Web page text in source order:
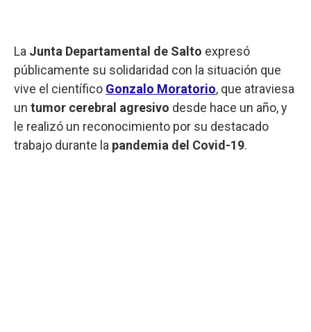
La Junta Departamental de Salto expresó
públicamente su solidaridad con la situación que
vive el científico Gonzalo Moratorio, que atraviesa
un tumor cerebral agresivo desde hace un año, y
le realizó un reconocimiento por su destacado
trabajo durante la pandemia del Covid-19.